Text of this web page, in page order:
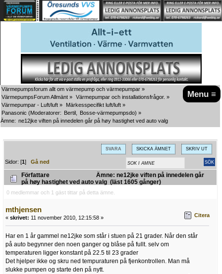
Menu ≡
Värmepumpsforum allt om värmepump och värmepumpar »
VärmepumpsForum Allmänt » Värmepumpar och installationsfrågor. »
Värmepumpar - Luft/luft » Märkesspecifikt luft/luft »
Panasonic (Moderatorer: Bertil Bosse-värmepumpsdo) »
Ämne: ne12jke viften på innedelen går på høy hastighet ved auto valg
SVARA SKICKA ÄMNET SKRIV UT
Sidor: [1]Gå ned
Författare
Ämne: ne12jke viften på innedelen går
på høy hastighet ved auto valg (läst 1605 gånger)
0 medlemmar och 1 gäst tittar på detta ämne.
mthjensen
« skrivet: 11 november 2010, 12:15:58 » Citera
Har en 1 år gammel ne12jke som står i stuen på 21 grader. Når den står
på auto begynner den noen ganger og blåse på fullt. selv om
temperaturen ligger konstant på 22.5 til 23 grader
Det hjelper ikke og skru ned tempuraturen på fjenkontrollen. Man må
slukke pumpen og starte den på nytt.